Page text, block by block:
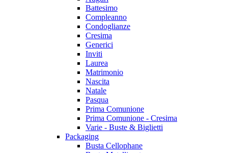
Battesimo
Compleanno
Condoglianze
Cresima
Generici
Inviti
Laurea
Matrimonio
Nascita
Natale
Pasqua
Prima Comunione
Prima Comunione - Cresima
Varie - Buste & Biglietti
Packaging
Busta Cellophane